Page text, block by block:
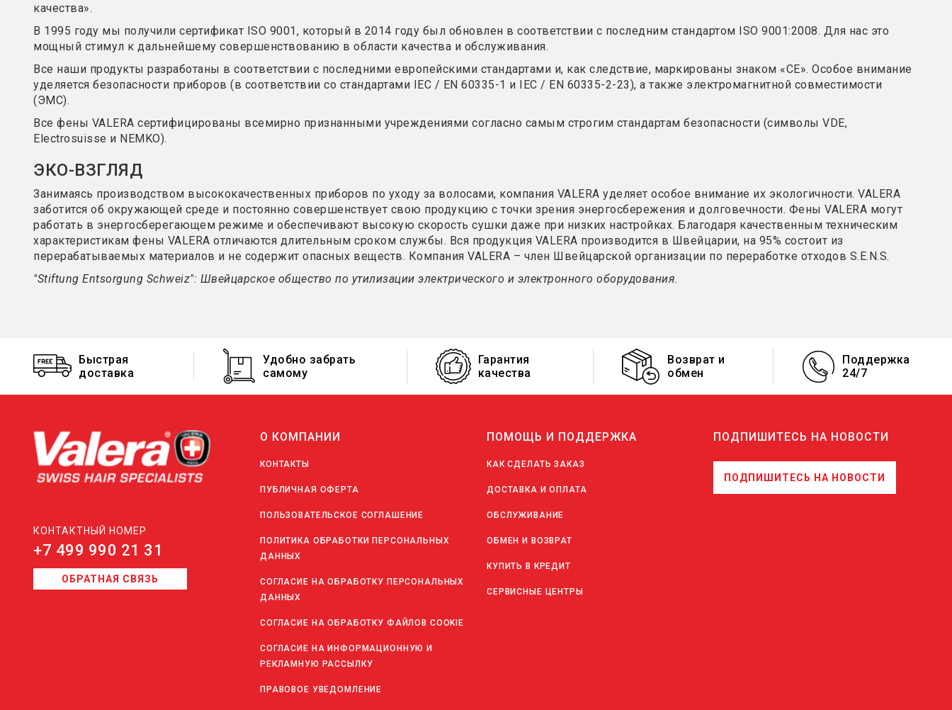
качества».
В 1995 году мы получили сертификат ISO 9001, который в 2014 году был обновлен в соответствии с последним стандартом ISO 9001:2008. Для нас это
мощный стимул к дальнейшему совершенствованию в области качества и обслуживания.
Все наши продукты разработаны в соответствии с последними европейскими стандартами и, как следствие, маркированы знаком «CE». Особое внимание
уделяется безопасности приборов (в соответствии со стандартами IEC / EN 60335-1 и IEC / EN 60335-2-23), а также электромагнитной совместимости
(ЭМС).
Все фены VALERA сертифицированы всемирно признанными учреждениями согласно самым строгим стандартам безопасности (символы VDE,
Electrosuisse и NEMKO).
ЭКО-ВЗГЛЯД
Занимаясь производством высококачественных приборов по уходу за волосами, компания VALERA уделяет особое внимание их экологичности. VALERA
заботится об окружающей среде и постоянно совершенствует свою продукцию с точки зрения энергосбережения и долговечности. Фены VALERA могут
работать в энергосберегающем режиме и обеспечивают высокую скорость сушки даже при низких настройках. Благодаря качественным техническим
характеристикам фены VALERA отличаются длительным сроком службы. Вся продукция VALERA производится в Швейцарии, на 95% состоит из
перерабатываемых материалов и не содержит опасных веществ. Компания VALERA – член Швейцарской организации по переработке отходов S.E.N.S.
"Stiftung Entsorgung Schweiz": Швейцарское общество по утилизации электрического и электронного оборудования.
Быстрая
доставка
Удобно забрать
самому
Гарантия
качества
Возврат и
обмен
Поддержка
24/7
КОНТАКТНЫЙ НОМЕР
+7 499 990 21 31
ОБРАТНАЯ СВЯЗЬ
О КОМПАНИИ
КОНТАКТЫ
ПУБЛИЧНАЯ ОФЕРТА
ПОЛЬЗОВАТЕЛЬСКОЕ СОГЛАШЕНИЕ
ПОЛИТИКА ОБРАБОТКИ ПЕРСОНАЛЬНЫХ
ДАННЫХ
СОГЛАСИЕ НА ОБРАБОТКУ ПЕРСОНАЛЬНЫХ
ДАННЫХ
СОГЛАСИЕ НА ОБРАБОТКУ ФАЙЛОВ COOKIE
СОГЛАСИЕ НА ИНФОРМАЦИОННУЮ И
РЕКЛАМНУЮ РАССЫЛКУ
ПРАВОВОЕ УВЕДОМЛЕНИЕ
ПОМОЩЬ И ПОДДЕРЖКА
КАК СДЕЛАТЬ ЗАКАЗ
ДОСТАВКА И ОПЛАТА
ОБСЛУЖИВАНИЕ
ОБМЕН И ВОЗВРАТ
КУПИТЬ В КРЕДИТ
СЕРВИСНЫЕ ЦЕНТРЫ
ПОДПИШИТЕСЬ НА НОВОСТИ
ПОДПИШИТЕСЬ НА НОВОСТИ